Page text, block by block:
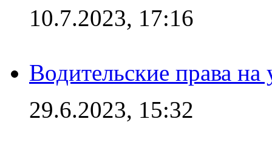
10.7.2023, 17:16
Водительские права
29.6.2023, 15:32